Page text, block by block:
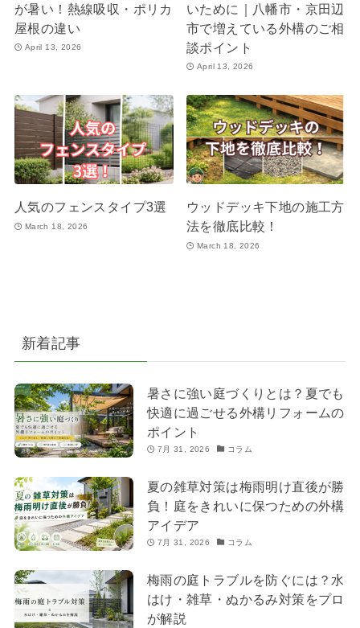
が暑い！熱線吸収・ポリカ
屋根の違い
April 13, 2026
いために｜八幡市・京田辺
市で増えている外構のご相
談ポイント
April 13, 2026
人気のフェンスタイプ3選
March 18, 2026
ウッドデッキ下地の施工方
法を徹底比較！
March 18, 2026
新着記事
暑さに強い庭づくりとは？夏でも
快適に過ごせる外構リフォームの
ポイント
7月 31, 2026 コラム
夏の雑草対策は梅雨明け直後が勝
負！庭をきれいに保つための外構
アイデア
7月 31, 2026 コラム
梅雨の庭トラブルを防ぐには？水
はけ・雑草・ぬかるみ対策をプロ
が解説